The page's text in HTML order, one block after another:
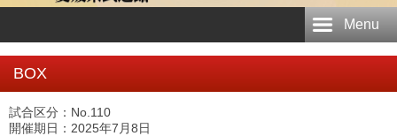
Menu
BOX
試合区分：No.110
開催期日：2025年7月8日